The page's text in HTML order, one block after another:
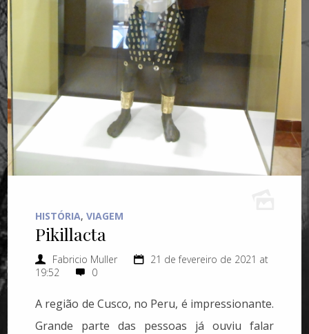
HISTÓRIA,VIAGEM
Pikillacta
Fabricio Muller
21 de fevereiro de 2021 at
19:52
0
A região de Cusco, no Peru, é impressionante.
Grande parte das pessoas já ouviu falar